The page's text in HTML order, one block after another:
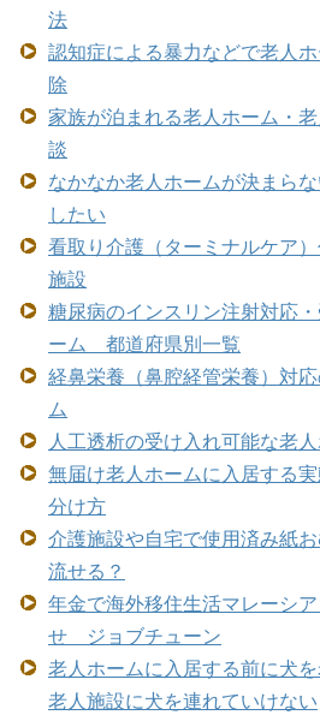
法
認知症による暴力などで老人
除
家族が泊まれる老人ホーム・
談
なかなか老人ホームが決まら
したい
看取り介護（ターミナルケア
施設
糖尿病のインスリン注射対応
ーム 都道府県別一覧
経鼻栄養（鼻腔経管栄養）対
ム
人工透析の受け入れ可能な老
無届け老人ホームに入居する
分け方
介護施設や自宅で使用済み紙
流せる？
年金で海外移住生活マレーシ
せ ジョブチューン
老人ホームに入居する前に犬
老人施設に犬を連れていけない